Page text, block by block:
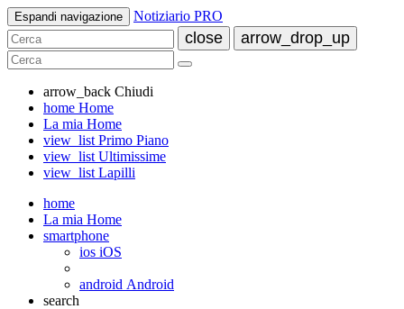
Espandi navigazione Notiziario PRO
close arrow_drop_up
arrow_back Chiudi
home Home
La mia Home
view_list Primo Piano
view_list Ultimissime
view_list Lapilli
home
La mia Home
smartphone
ios iOS
android Android
search